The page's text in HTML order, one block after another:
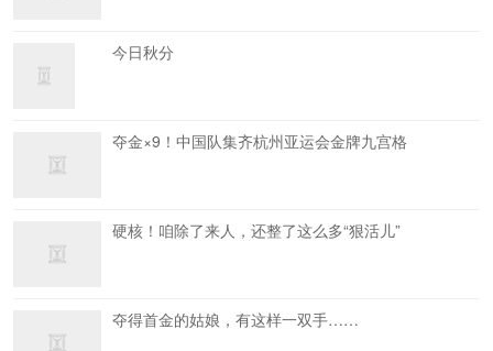
今日秋分
夺金×9！中国队集齐杭州亚运会金牌九宫格
硬核！咱除了来人，还整了这么多“狠活儿”
夺得首金的姑娘，有这样一双手……